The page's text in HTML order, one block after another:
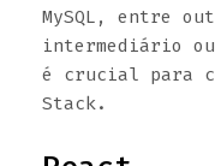
MySQL, entre
intermediário ou
é crucial para
Stack.